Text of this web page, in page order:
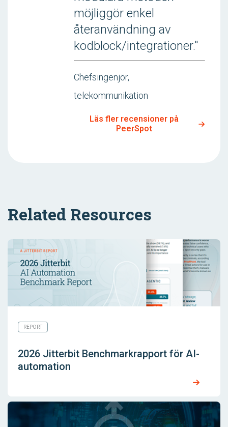
möjliggör enkel
återanvändning av
kodblock/integrationer."
Chefsingenjör,
telekommunikation
Läs fler recensioner på
PeerSpot
Related Resources
REPORT
2026 Jitterbit Benchmarkrapport för AI-
automation